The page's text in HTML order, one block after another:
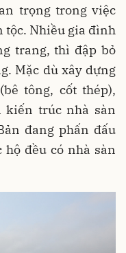
trọng trong việc
tộc. Nhiều gia đình
trang, thì đập bỏ
Mặc dù xây dựng
tông, cốt thép),
kiến trúc nhà sàn
đang phấn đấu
đều có nhà sàn